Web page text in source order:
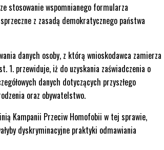
stosowanie wspomnianego formularza
z zasadą demokratycznego państwa
danych osoby, z którą wnioskodawca zamierza
1. przewiduje, iż do uzyskania zaświadczenia o
danych dotyczących przyszłego
oraz obywatelstwo.
Kampanii Przeciw Homofobii w tej sprawie,
dyskryminacyjne praktyki odmawiania